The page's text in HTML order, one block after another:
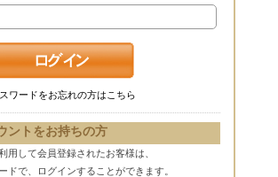
ワードをお忘れの方はこちら
ントをお持ちの方
用して会員登録されたお客様は、
ドで、ログインすることができます。